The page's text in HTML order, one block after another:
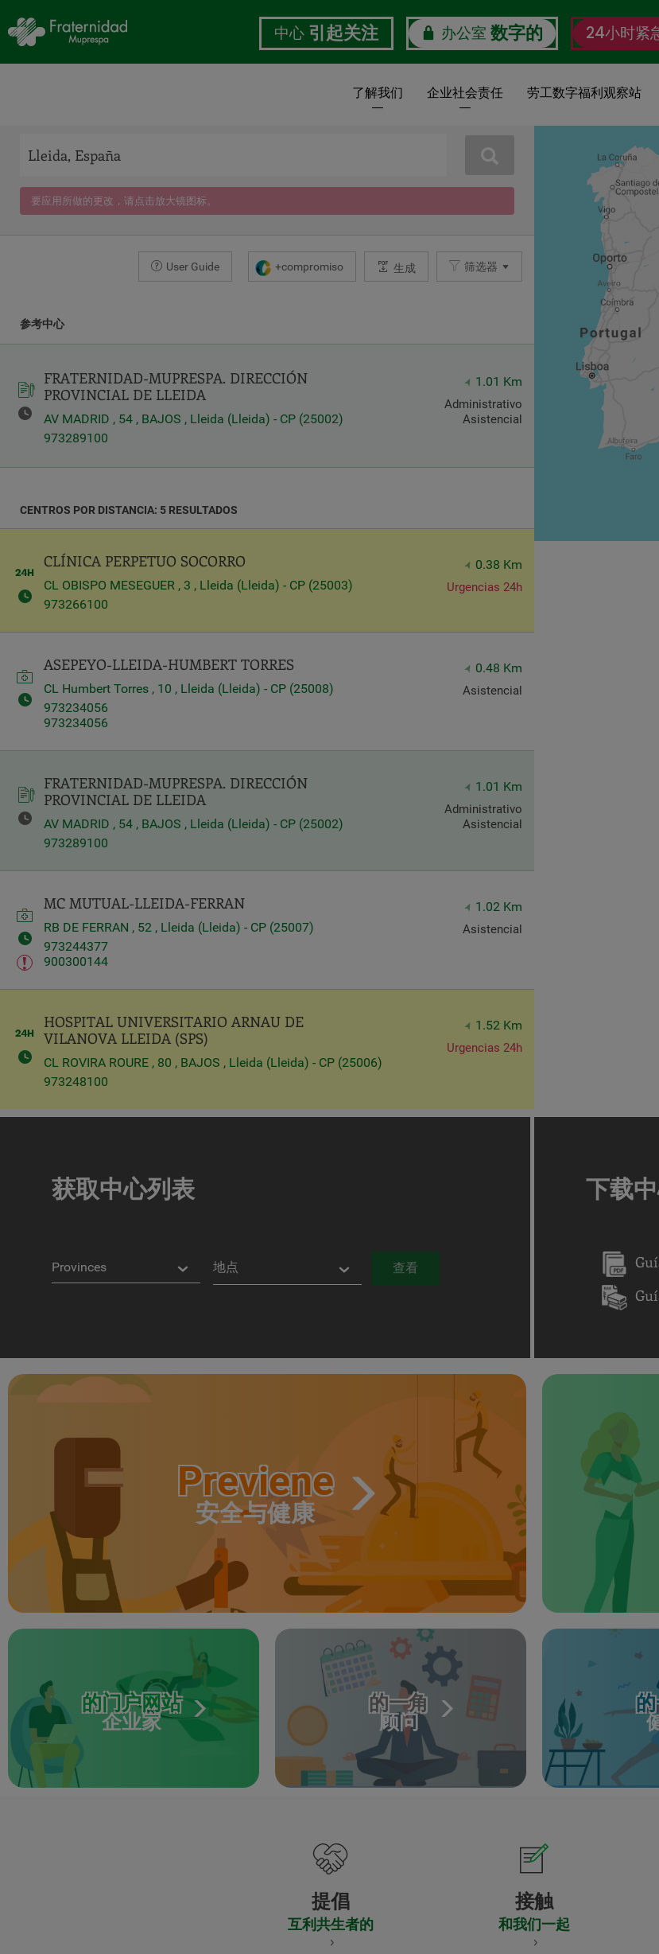
中心 引起关注 办公室 数字的 24小时紧
了解我们 企业社会责任 劳工数字福利观察站
搜索
要应用所做的更改，请点击放大镜图标。
筛选器
生成
+compromiso
User Guide
纬
度
度
Distancia
里
Servicios
Query
Search
Centros
Apply
参考中心
FRATERNIDAD-MUPRESPA. DIRECCIÓN
PROVINCIAL DE LLEIDA
AV MADRID , 54 , BAJOS , Lleida (Lleida) - CP (25002)
973289100
1.01 Km
Administrativo
Asistencial
CENTROS POR DISTANCIA: 5 RESULTADOS
CLÍNICA PERPETUO SOCORRO
CL OBISPO MESEGUER , 3 , Lleida (Lleida) - CP (25003)
973266100
0.38 Km
Urgencias 24h
ASEPEYO-LLEIDA-HUMBERT TORRES
CL Humbert Torres , 10 , Lleida (Lleida) - CP (25008)
973234056
973234056
0.48 Km
Asistencial
FRATERNIDAD-MUPRESPA. DIRECCIÓN
PROVINCIAL DE LLEIDA
AV MADRID , 54 , BAJOS , Lleida (Lleida) - CP (25002)
973289100
1.01 Km
Administrativo
Asistencial
MC MUTUAL-LLEIDA-FERRAN
RB DE FERRAN , 52 , Lleida (Lleida) - CP (25007)
973244377
900300144
1.02 Km
Asistencial
HOSPITAL UNIVERSITARIO ARNAU DE
VILANOVA LLEIDA (SPS)
CL ROVIRA ROURE , 80 , BAJOS , Lleida (Lleida) - CP (25006)
973248100
1.52 Km
Urgencias 24h
获取中心列表
份
地
点
查看
下载
Previene
安全与健康
的门户网站
企业家
的一角
顾问
提倡
互利共生者的
接触
和我们一起